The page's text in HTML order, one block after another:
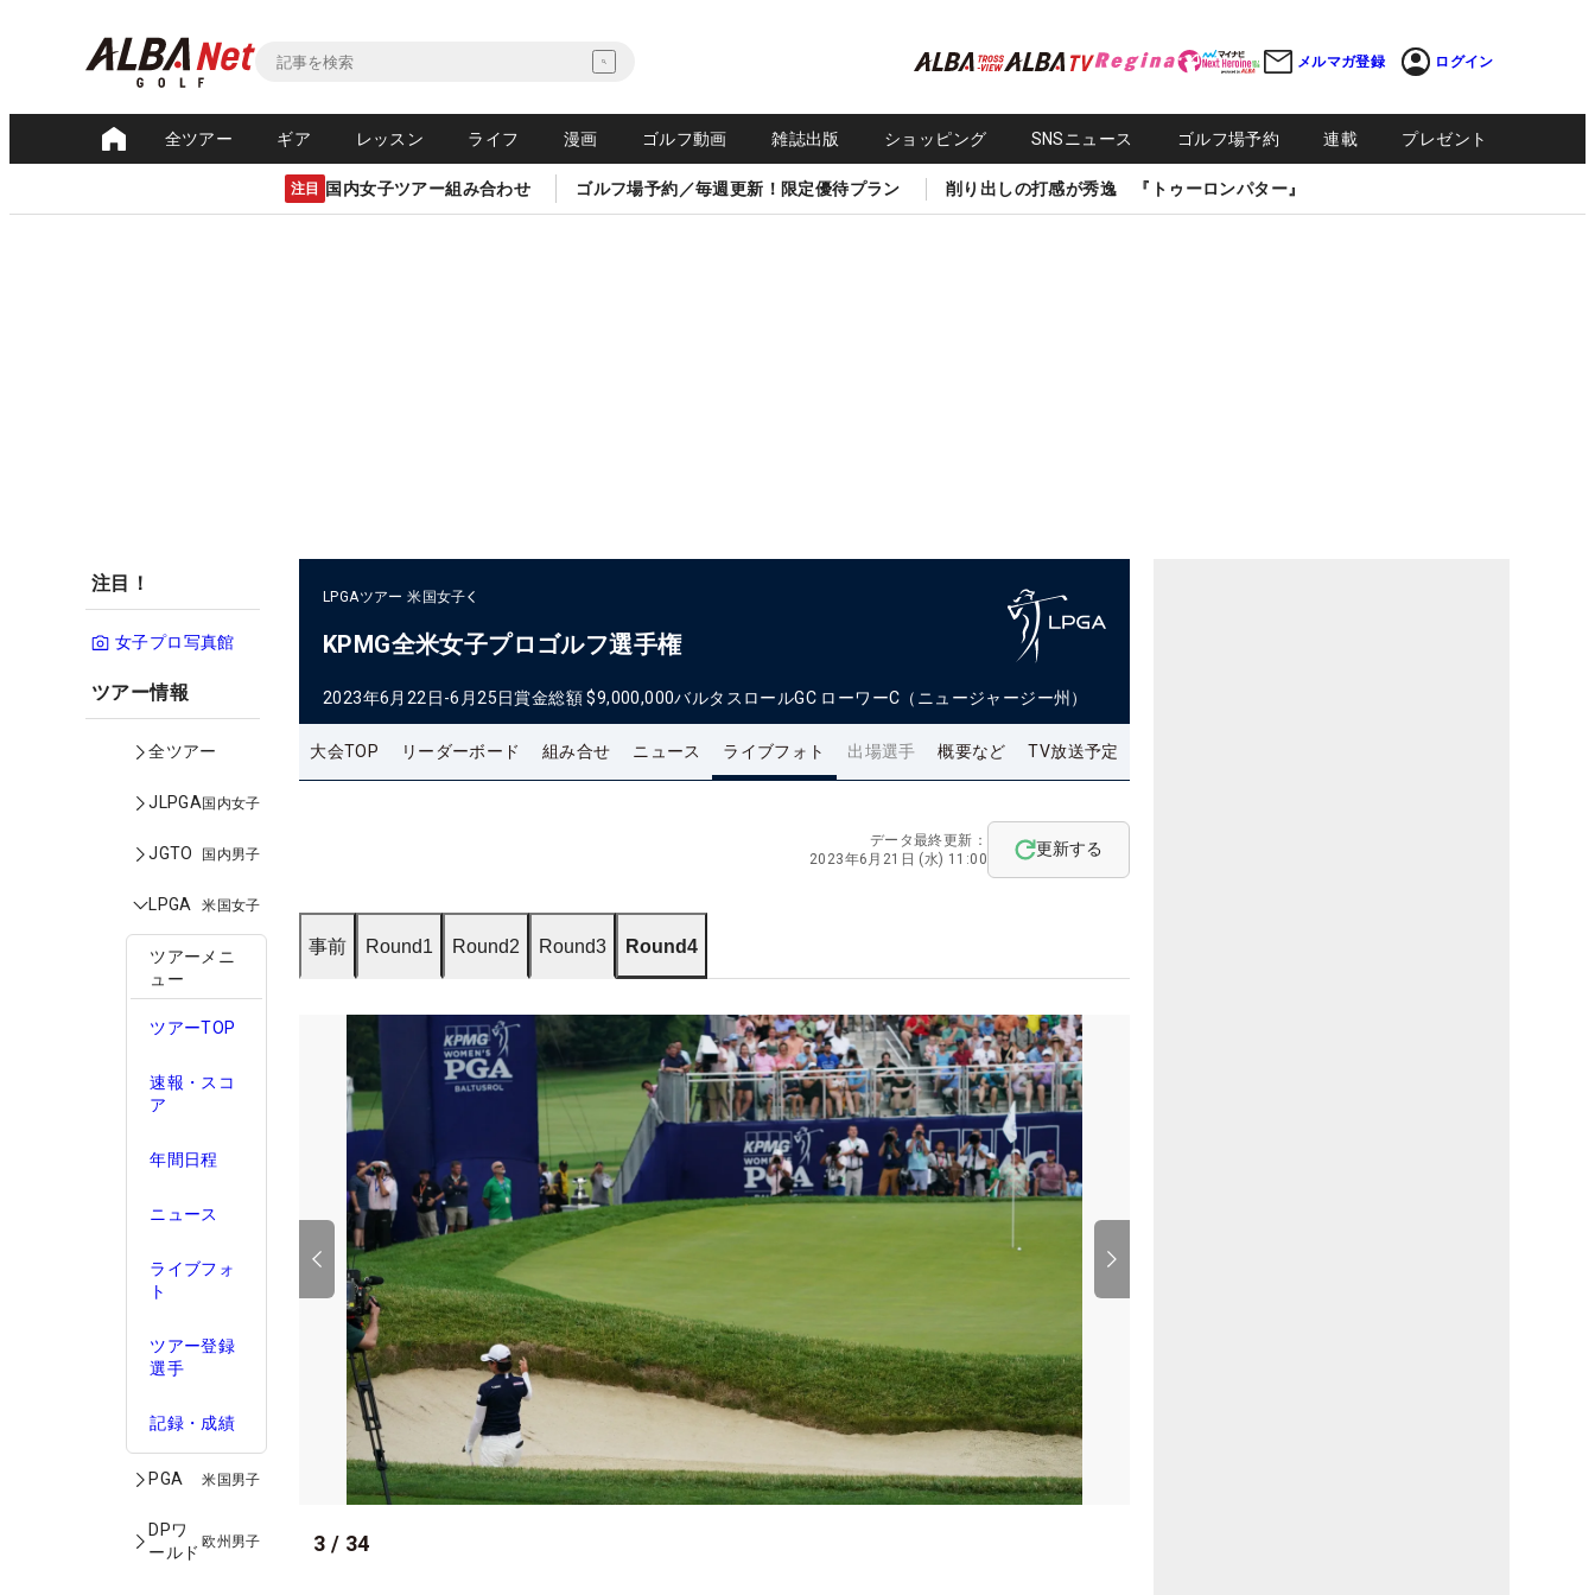
メルマガ登録 ログイン
全ツアー ギア レッスン ライフ 漫画 ゴルフ動画 雑誌出版 ショッピング SNSニュース ゴルフ場予約 連載 プレゼント
注目 国内女子ツアー組み合わせ ゴルフ場予約／毎週更新！限定優待プラン 削り出しの打感が秀逸 『トゥーロンパター』
注目！
女子プロ写真館
ツアー情報
全ツアー
JLPGA国内女子
JGTO 国内男子
LPGA 米国女子
ツアーメニ
ュー
ツアーTOP
速報・スコ
ア
年間日程
ニュース
ライブフォ
ト
ツアー登録
選手
記録・成績
PGA 米国男子
DPワ
ールド
欧州男子
LPGAツアー 米国女子
KPMG全米女子プロゴルフ選手権
2023年6月22日-6月25日賞金総額 $9,000,000バルタスロールGC ローワーC（ニュージャージー州）
大会TOP リーダーボード 組み合せ ニュース ライブフォト 出場選手 概要など TV放送予定
データ最終更新：
2023年6月21日 (水) 11:00
更新する
事前 Round1 Round2 Round3 Round4
3 / 34